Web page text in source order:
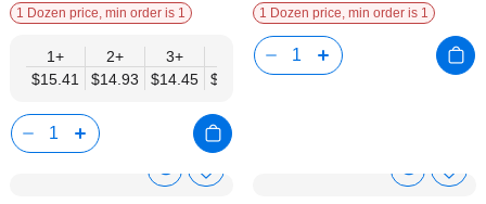
1 Dozen price, min order is 1
1+
$15.41
2+
$14.93
3+
$14.45
$13.96
6+
$13.48
$13.00
1 Dozen price, min order is 1
ShowAñadir
Show